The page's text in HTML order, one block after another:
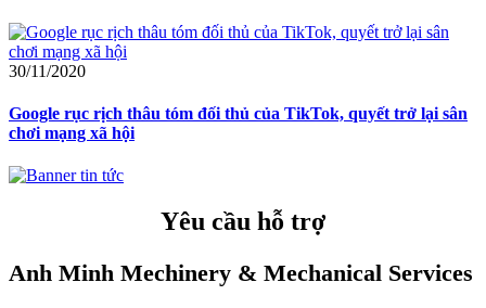
30/11/2020
Google rục rịch thâu tóm đối thủ của TikTok, quyết trở lại sân
chơi mạng xã hội
Yêu cầu hỗ trợ
Anh Minh Mechinery & Mechanical Services